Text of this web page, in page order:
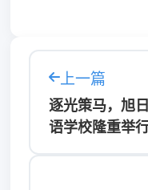
上一篇
逐光策马，旭
语学校隆重举